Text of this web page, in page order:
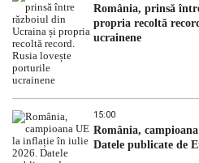
România, prinsă
propria recoltă
ucrainene
15:00
România,
Datele publicate de